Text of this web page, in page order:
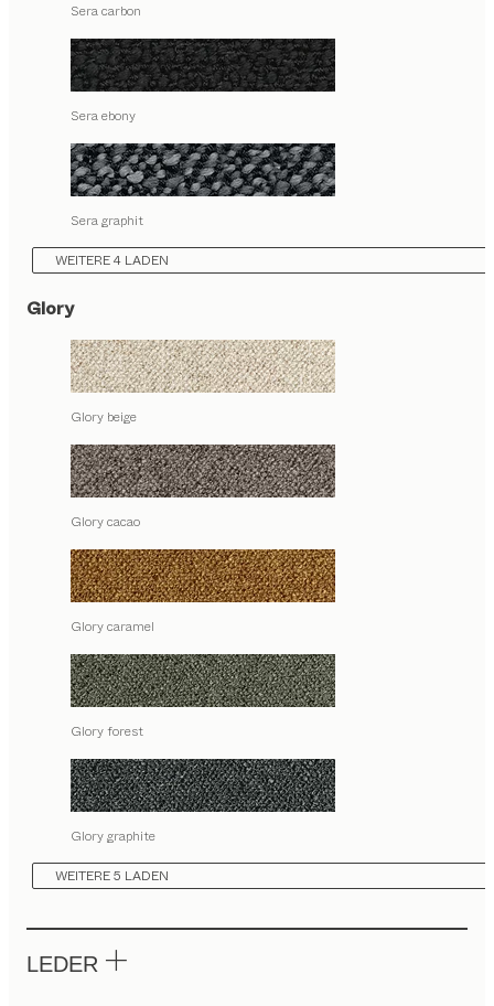
Sera carbon
Sera ebony
Sera graphit
WEITERE 4 LADEN
Glory
Glory beige
Glory cacao
Glory caramel
Glory forest
Glory graphite
WEITERE 5 LADEN
LEDER